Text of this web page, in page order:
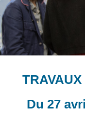
Du 27